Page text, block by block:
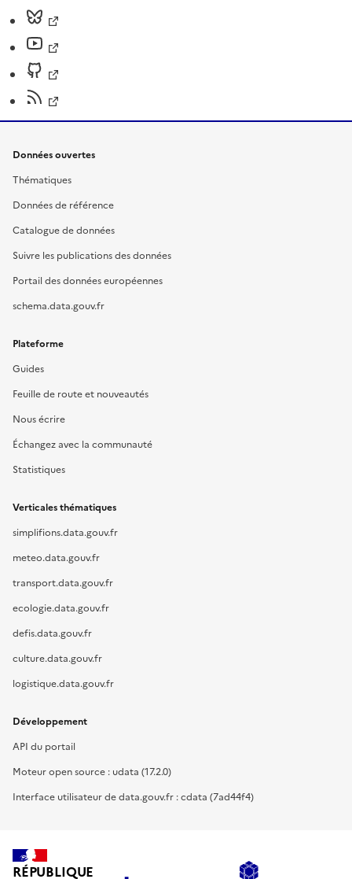
Données ouvertes
Thématiques
Données de référence
Catalogue de données
Suivre les publications des données
Portail des données européennes
schema.data.gouv.fr
Plateforme
Guides
Feuille de route et nouveautés
Nous écrire
Échangez avec la communauté
Statistiques
Verticales thématiques
simplifions.data.gouv.fr
meteo.data.gouv.fr
transport.data.gouv.fr
ecologie.data.gouv.fr
defis.data.gouv.fr
culture.data.gouv.fr
logistique.data.gouv.fr
Développement
API du portail
Moteur open source : udata (17.2.0)
Interface utilisateur de data.gouv.fr : cdata (7ad44f4)
RÉPUBLIQUE